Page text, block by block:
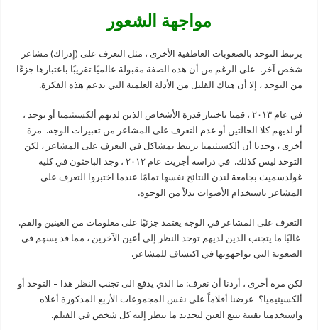
مواجهة الشعور
يرتبط التوحد بالصعوبات العاطفية الأخرى ، مثل التعرف على (إدراك) مشاعر
شخص آخر. على الرغم من أن هذه الصفة مقبولة عالميًا تقريبًا باعتبارها جزءًا
من التوحد ، إلا أن هناك القليل من الأدلة العلمية التي تدعم هذه الفكرة.
في عام ٢٠١٣ ، قمنا باختبار قدرة الأشخاص الذين لديهم ألكسيثيميا أو توحد ،
أو لديهم كلا الحالتين أو عدم التعرف على المشاعر من تعبيرات الوجه. مرة
أخرى ، وجدنا أن ألكسيثيميا ترتبط بمشاكل في التعرف على المشاعر ، لكن
التوحد ليس كذلك. في دراسة أجريت عام ٢٠١٢ ، وجد الباحثون في كلية
غولدسميث بجامعة لندن النتائج نفسها تمامًا عندما اختبروا التعرف على
المشاعر باستخدام الأصوات بدلاً من الوجوه.
التعرف على المشاعر في الوجه يعتمد جزئيًا على معلومات من العينين والفم.
غالبًا ما يتجنب الذين لديهم توحد النظر إلى أعين الآخرين ، مما قد يسهم في
الصعوبة التي يواجهونها في اكتشاف للمشاعر.
لكن مرة أخرى ، أردنا أن نعرف: ما الذي يدفع الى تجنب النظر هذا – التوحد أو
ألكسيثيميا؟ عرضنا أفلاماً على نفس المجموعات الأربع المذكورة أعلاه
واستخدمنا تقنية تتبع العين لتحديد ما ينظر إليه كل شخص في الفيلم.